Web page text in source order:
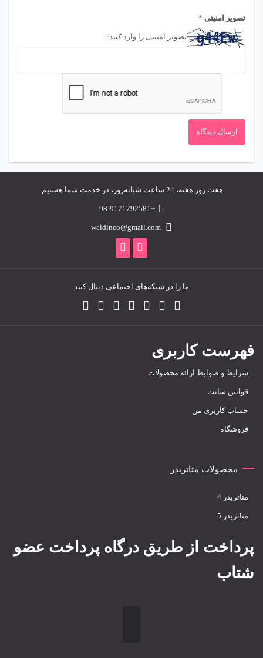
تصویر امنیتی *
تصویر امنیتی را وارد کنید:
هفت روز هفته، 24 ساعت شبانه‌روز، در خدمت شما هستیم.
+98-9171792581
weldinco@gmail.com
ما را در شبکه‌های اجتماعی دنبال کنید
فهرست کاربری
شرایط و ضوابط ارائه محصولات
قوانین سایت
حساب کاربری من
فروشگاه
محصولات متاتریدر
متاتريدر 4
متاتريدر 5
پرداخت از طریق درگاه پرداخت عضو
شتاب